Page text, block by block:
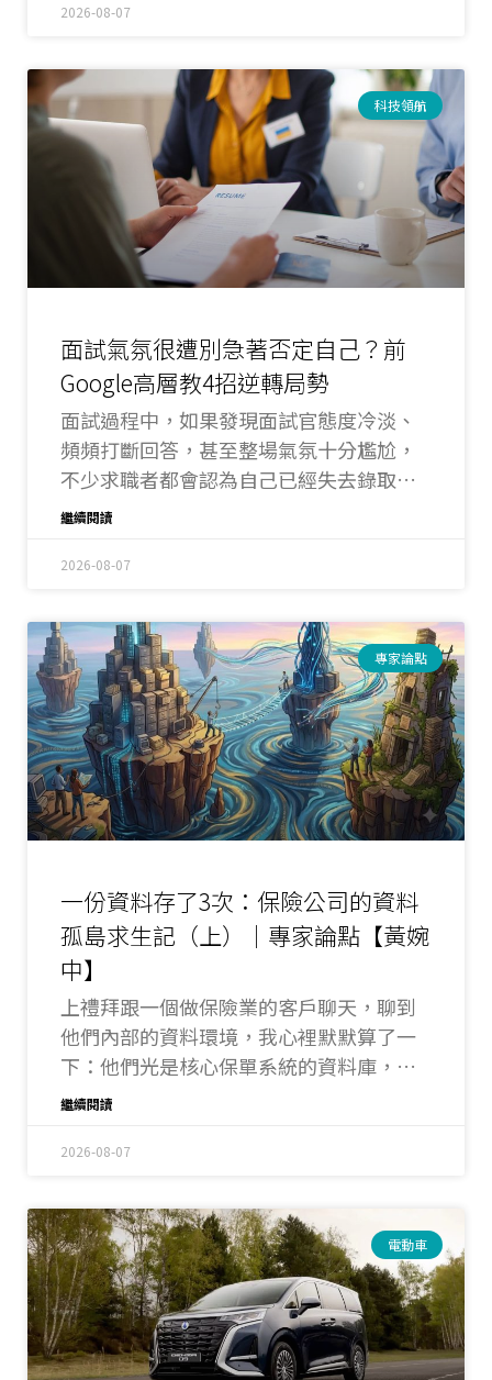
2026-08-07
科技領航
面試氣氛很遭別急著否定自己？前
Google高層教4招逆轉局勢
面試過程中，如果發現面試官態度冷淡、
頻頻打斷回答，甚至整場氣氛十分尷尬，
不少求職者都會認為自己已經失去錄取機
會。不過，曾任Google主管18年的職涯專
不代表整場面試已經失敗，真正能拉開差
繼續閱讀
2026-08-07
專家論點
一份資料存了3次：保險公司的資料
孤島求生記（上）｜專家論點【黃婉
中】
上禮拜跟一個做保險業的客戶聊天，聊到
他們內部的資料環境，我心裡默默算了一
下：他們光是核心保單系統的資料庫，就
有 400 到 450 GB，而且累積了 10 到 15 年
繼續閱讀
2026-08-07
電動車